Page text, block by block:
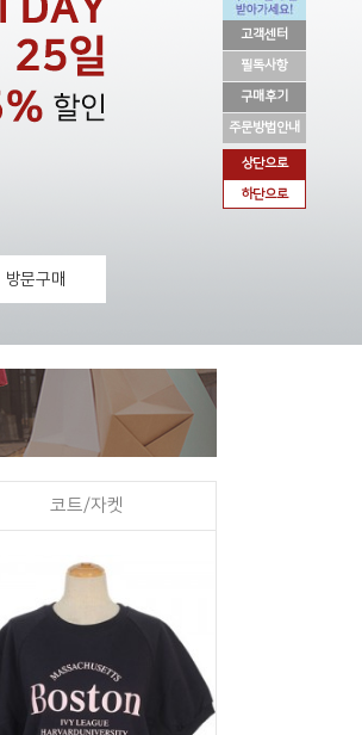
고객센터
필독사항
구매후기
주문방법안내
상단으로
하단으로
방문구매
코트/자켓